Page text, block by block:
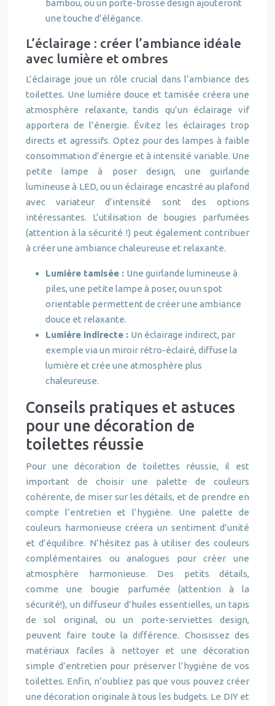
bambou, ou un porte-brosse design ajouteront
une touche d’élégance.
L’éclairage : créer l’ambiance idéale
avec lumière et ombres
L’éclairage joue un rôle crucial dans l’ambiance des
toilettes. Une lumière douce et tamisée créera une
atmosphère relaxante, tandis qu’un éclairage vif
apportera de l’énergie. Évitez les éclairages trop
directs et agressifs. Optez pour des lampes à faible
consommation d’énergie et à intensité variable. Une
petite lampe à poser design, une guirlande
lumineuse à LED, ou un éclairage encastré au plafond
avec variateur d’intensité sont des options
intéressantes. L’utilisation de bougies parfumées
(attention à la sécurité !) peut également contribuer
à créer une ambiance chaleureuse et relaxante.
Lumière tamisée : Une guirlande lumineuse à
piles, une petite lampe à poser, ou un spot
orientable permettent de créer une ambiance
douce et relaxante.
Lumière indirecte : Un éclairage indirect, par
exemple via un miroir rétro-éclairé, diffuse la
lumière et crée une atmosphère plus
chaleureuse.
Conseils pratiques et astuces
pour une décoration de
toilettes réussie
Pour une décoration de toilettes réussie, il est
important de choisir une palette de couleurs
cohérente, de miser sur les détails, et de prendre en
compte l’entretien et l’hygiène. Une palette de
couleurs harmonieuse créera un sentiment d’unité
et d’équilibre. N’hésitez pas à utiliser des couleurs
complémentaires ou analogues pour créer une
atmosphère harmonieuse. Des petits détails,
comme une bougie parfumée (attention à la
sécurité!), un diffuseur d’huiles essentielles, un tapis
de sol original, ou un porte-serviettes design,
peuvent faire toute la différence. Choisissez des
matériaux faciles à nettoyer et une décoration
simple d’entretien pour préserver l’hygiène de vos
toilettes. Enfin, n’oubliez pas que vous pouvez créer
une décoration originale à tous les budgets. Le DIY et